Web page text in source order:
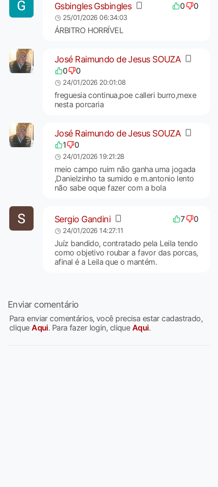
Gsbingles Gsbingles 0 0
25/01/2026 06:34:03
ÁRBITRO HORRÍVEL
José Raimundo de Jesus SOUZA
0 0
24/01/2026 20:01:08
freguesia continua,poe calleri burro,mexe
nesta porcaria
José Raimundo de Jesus SOUZA
1 0
24/01/2026 19:21:28
meio campo ruim não ganha uma jogada
,Danielzinho ta sumido e m.antonio lento
não sabe oque fazer com a bola
Sergio Gandini 7 0
24/01/2026 14:27:11
Juíz bandido, contratado pela Leila tendo
como objetivo roubar a favor das porcas,
afinal é a Leila que o mantém.
Enviar comentário
Para enviar comentários, você precisa estar cadastrado,
cliqueAqui. Para fazer login, clique Aqui.